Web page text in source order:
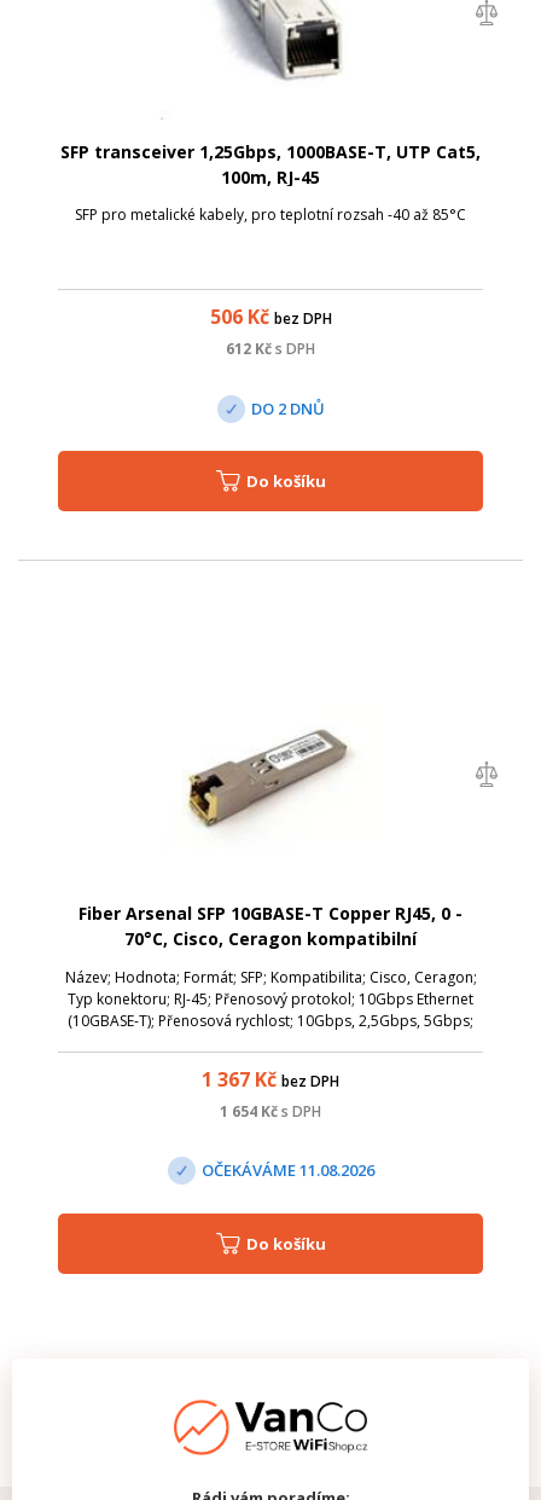
SFP transceiver 1,25Gbps, 1000BASE-T, UTP Cat5,
100m, RJ-45
SFP pro metalické kabely, pro teplotní rozsah -40 až 85°C
506Kč bez DPH
612 Kčs DPH
DO 2 DNŮ
Do košíku
Fiber Arsenal SFP 10GBASE-T Copper RJ45, 0 -
70°C, Cisco, Ceragon kompatibilní
Název; Hodnota; Formát; SFP; Kompatibilita; Cisco, Ceragon;
Typ konektoru; RJ-45; Přenosový protokol; 10Gbps Ethernet
(10GBASE-T); Přenosová rychlost; 10Gbps, 2,5Gbps, 5Gbps;
1 367 Kč bez DPH
1 654 Kčs DPH
OČEKÁVÁME 11.08.2026
Do košíku